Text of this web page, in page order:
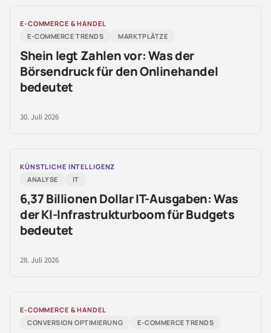
E-COMMERCE & HANDEL
E-COMMERCE TRENDS
MARKTPLÄTZE
Shein legt Zahlen vor: Was der
Börsendruck für den Onlinehandel
bedeutet
30. Juli 2026
KÜNSTLICHE INTELLIGENZ
ANALYSE
IT
6,37 Billionen Dollar IT-Ausgaben: Was
der KI-Infrastrukturboom für Budgets
bedeutet
28. Juli 2026
E-COMMERCE & HANDEL
CONVERSION OPTIMIERUNG
E-COMMERCE TRENDS